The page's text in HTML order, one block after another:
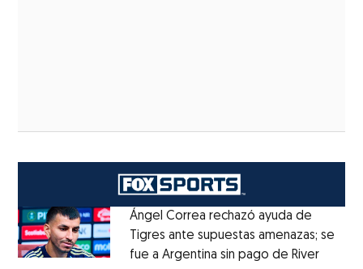
Ángel Correa rechazó ayuda de
Tigres ante supuestas amenazas; se
fue a Argentina sin pago de RiverOpens